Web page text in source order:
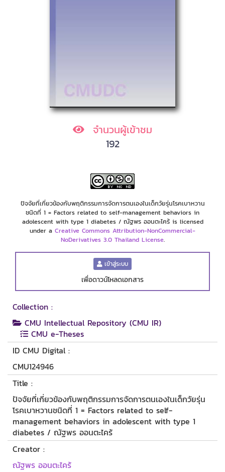
จำนวนผู้เข้าชม
192
ปัจจัยที่เกี่ยวข้องกับพฤติกรรมการจัดการตนเองในเด็กวัยรุ่นโรคเบาหวาน
ชนิดที่ 1 = Factors related to self-management behaviors in
adolescent with type 1 diabetes / ณัฐพร ออนตะไคร้ is licensed
under a Creative Commons Attribution-NonCommercial-
NoDerivatives 3.0 Thailand License.
เข้าสู่ระบบ
เพื่อดาวน์โหลดเอกสาร
Collection :
CMU Intellectual Repository (CMU IR)
CMU e-Theses
ID CMU Digital :
CMU124946
Title :
ปัจจัยที่เกี่ยวข้องกับพฤติกรรมการจัดการตนเองในเด็กวัยรุ่น
โรคเบาหวานชนิดที่ 1 = Factors related to self-
management behaviors in adolescent with type 1
diabetes / ณัฐพร ออนตะไคร้
Creator :
ณัฐพร ออนตะไคร้